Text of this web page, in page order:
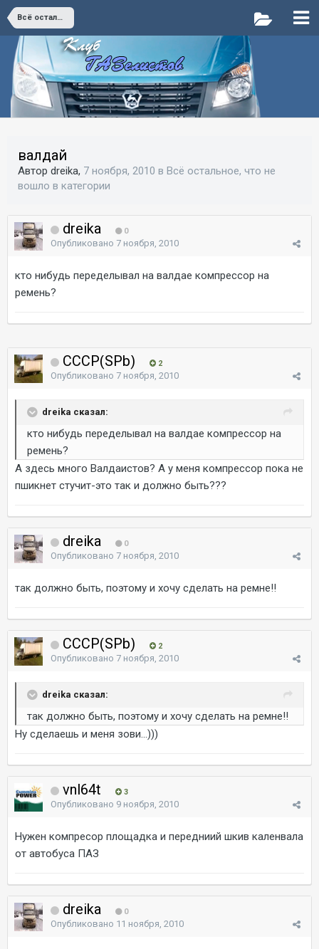
Всё остальное, что не вошло в категории
валдай
Автор dreika, 7 ноября, 2010 в Всё остальное, что не
вошло в категории
dreika 0
Опубликовано 7 ноября, 2010
кто нибудь переделывал на валдае компрессор на
ремень?
CCCP(SPb) 2
Опубликовано 7 ноября, 2010
dreika сказал:
кто нибудь переделывал на валдае компрессор на
ремень?
А здесь много Валдаистов? А у меня компрессор пока не
пшикнет стучит-это так и должно быть???
dreika 0
Опубликовано 7 ноября, 2010
так должно быть, поэтому и хочу сделать на ремне!!
CCCP(SPb) 2
Опубликовано 7 ноября, 2010
dreika сказал:
так должно быть, поэтому и хочу сделать на ремне!!
Ну сделаешь и меня зови...)))
vnl64t 3
Опубликовано 9 ноября, 2010
Нужен компресор площадка и передниий шкив каленвала
от автобуса ПАЗ
dreika 0
Опубликовано 11 ноября, 2010